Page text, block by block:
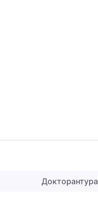
Докторантура